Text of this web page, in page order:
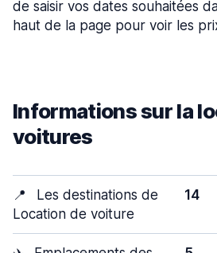
de saisir vos dates souhaitées
haut de la page pour voir les
Informations sur la
voitures
📍
Les destinations de
Location de voiture
14